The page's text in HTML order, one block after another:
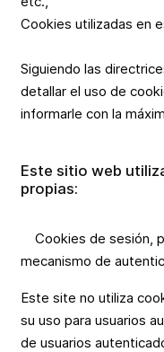
Cookies utilizadas en
Siguiendo las
detallar el uso de
informarle con la
Este sitio web
propias:
Cookies de sesión,
mecanismo de
Este site no utiliza
su uso para usuarios
de usuarios